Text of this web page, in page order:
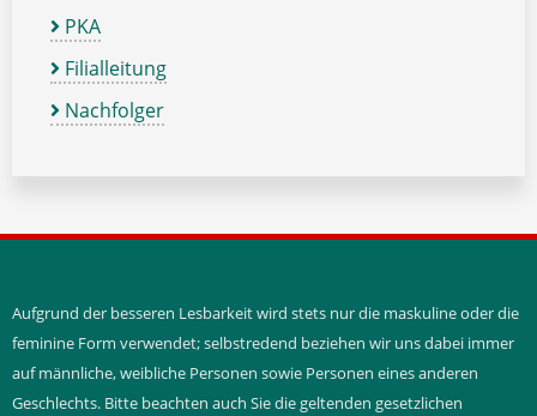
PKA
Filialleitung
Nachfolger
Aufgrund der besseren Lesbarkeit wird stets nur die maskuline oder die
feminine Form verwendet; selbstredend beziehen wir uns dabei immer
auf männliche, weibliche Personen sowie Personen eines anderen
Geschlechts. Bitte beachten auch Sie die geltenden gesetzlichen